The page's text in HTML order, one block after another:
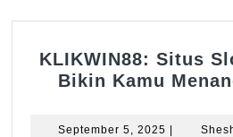
KLIKWIN88: Situs
Bikin Kamu
September 5, 2025 September
|